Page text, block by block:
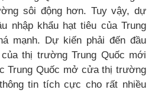
sôi động hơn. Tuy vậy, dự
nhập khẩu hạt tiêu của Trung
mạnh. Dự kiến phải đến đầu
thị trường Trung Quốc mới
Trung Quốc mở cửa thị trường
tin tích cực cho rất nhiều